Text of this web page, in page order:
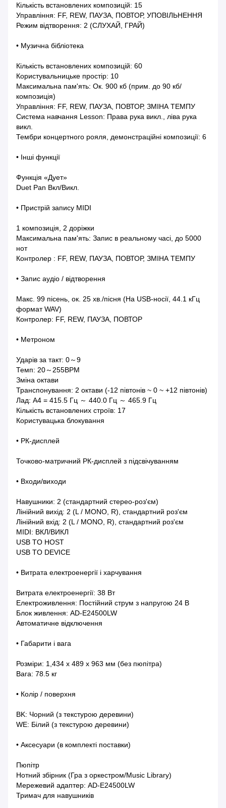
Кількість встановлених композицій: 15
Управління: FF, REW, ПАУЗА, ПОВТОР, УПОВІЛЬНЕННЯ
Режим відтворення: 2 (СЛУХАЙ, ГРАЙ)
• Музична бібліотека
Кількість встановлених композицій: 60
Користувальницьке простір: 10
Максимальна пам'ять: Ок. 900 кб (прим. до 90 кб/
композиція)
Управління: FF, REW, ПАУЗА, ПОВТОР, ЗМІНА ТЕМПУ
Система навчання Lesson: Права рука викл., ліва рука
викл.
Тембри концертного рояля, демонстраційні композиції: 6
• Інші функції
Функція «Дует»
Duet Pan Вкл/Викл.
• Пристрій запису MIDI
1 композиція, 2 доріжки
Максимальна пам'ять: Запис в реальному часі, до 5000
нот
Контролер : FF, REW, ПАУЗА, ПОВТОР, ЗМІНА ТЕМПУ
• Запис аудіо / відтворення
Макс. 99 пісень, ок. 25 хв./пісня (На USB-носії, 44.1 кГц
формат WAV)
Контролер: FF, REW, ПАУЗА, ПОВТОР
• Метроном
Ударів за такт: 0～9
Темп: 20～255BPM
Зміна октави
Транспонування: 2 октави (-12 півтонів ~ 0 ~ +12 півтонів)
Лад: A4 = 415.5 Гц ～ 440.0 Гц ～ 465.9 Гц
Кількість встановлених строїв: 17
Користувацька блокування
• РК-дисплей
Точково-матричний РК-дисплей з підсвічуванням
• Входи/виходи
Навушники: 2 (стандартний стерео-роз'єм)
Лінійний вихід: 2 (L / MONO, R), стандартний роз'єм
Лінійний вхід: 2 (L / MONO, R), стандартний роз'єм
MIDI: ВКЛ/ВИКЛ
USB TO HOST
USB TO DEVICE
• Витрата електроенергії і харчування
Витрата електроенергії: 38 Вт
Електроживлення: Постійний струм з напругою 24 В
Блок живлення: AD-E24500LW
Автоматичне відключення
• Габарити і вага
Розміри: 1,434 x 489 x 963 мм (без пюпітра)
Вага: 78.5 кг
• Колір / поверхня
BK: Чорний (з текстурою деревини)
WE: Білий (з текстурою деревини)
• Аксесуари (в комплекті поставки)
Пюпітр
Нотний збірник (Гра з оркестром/Music Library)
Мережевий адаптер: AD-E24500LW
Тримач для навушників